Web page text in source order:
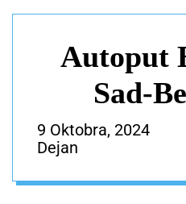
Autoput
Sad-
9 Oktobra, 2024
Dejan